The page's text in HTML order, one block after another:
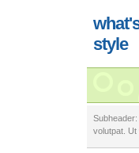
style
volutpat. Ut